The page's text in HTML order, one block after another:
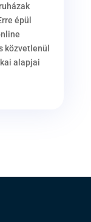
épül
közvetlenül
alapjai